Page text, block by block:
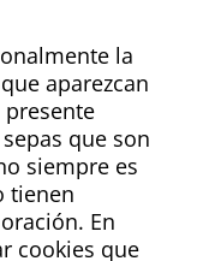
la
aparezcan
que son
siempre es
tienen
En
cookies que